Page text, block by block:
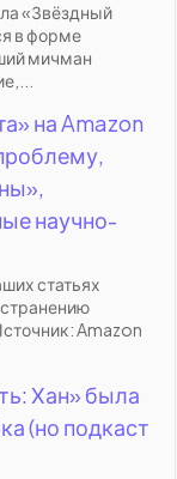
«Звёздный
в форме
мичман
на Amazon
научно-
статьях
Amazon
Хан» была
(но подкаст